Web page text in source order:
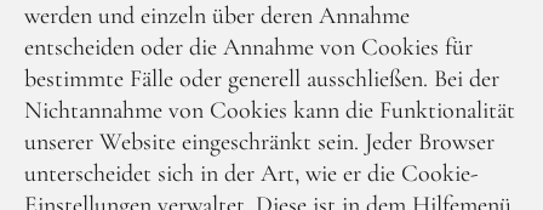
werden und einzeln über deren Annahme
entscheiden oder die Annahme von Cookies für
bestimmte Fälle oder generell ausschließen. Bei der
Nichtannahme von Cookies kann die Funktionalität
unserer Website eingeschränkt sein. Jeder Browser
unterscheidet sich in der Art, wie er die Cookie-